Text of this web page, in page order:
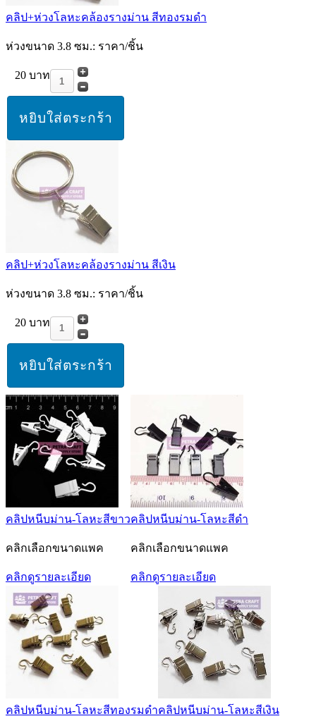
คลิป+ห่วงโลหะคล้องรางม่าน สีทองรมดำ
ห่วงขนาด 3.8 ซม.: ราคา/ชิ้น
20 บาท
คลิป+ห่วงโลหะคล้องรางม่าน สีเงิน
ห่วงขนาด 3.8 ซม.: ราคา/ชิ้น
20 บาท
คลิปหนีบม่าน-โลหะสีขาว
คลิกเลือกขนาดแพค
คลิกดูรายละเอียด
คลิปหนีบม่าน-โลหะสีดำ
คลิกเลือกขนาดแพค
คลิกดูรายละเอียด
คลิปหนีบม่าน-โลหะสีทองรมดำคลิปหนีบม่าน-โลหะสีเงิน